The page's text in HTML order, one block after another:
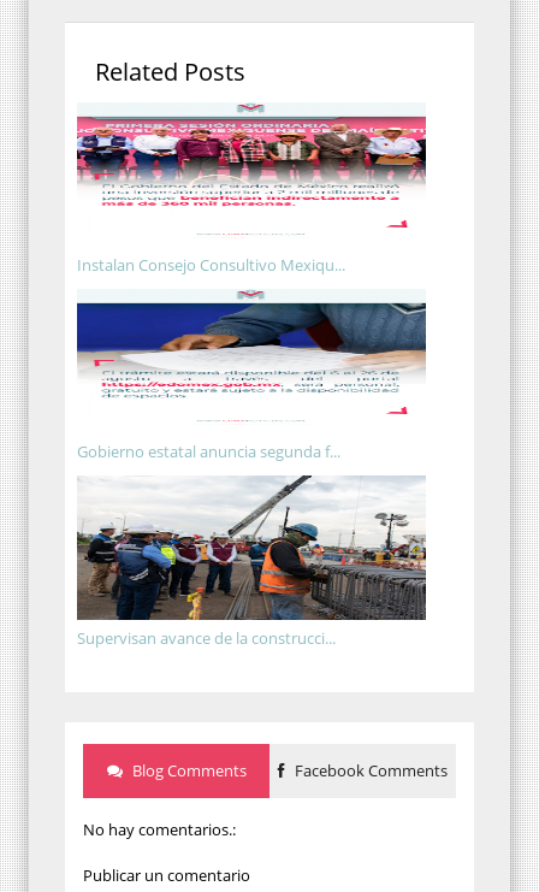
Related Posts
Instalan Consejo Consultivo Mexiqu...
Gobierno estatal anuncia segunda f...
Supervisan avance de la construcci...
Blog Comments Facebook Comments
No hay comentarios.:
Publicar un comentario